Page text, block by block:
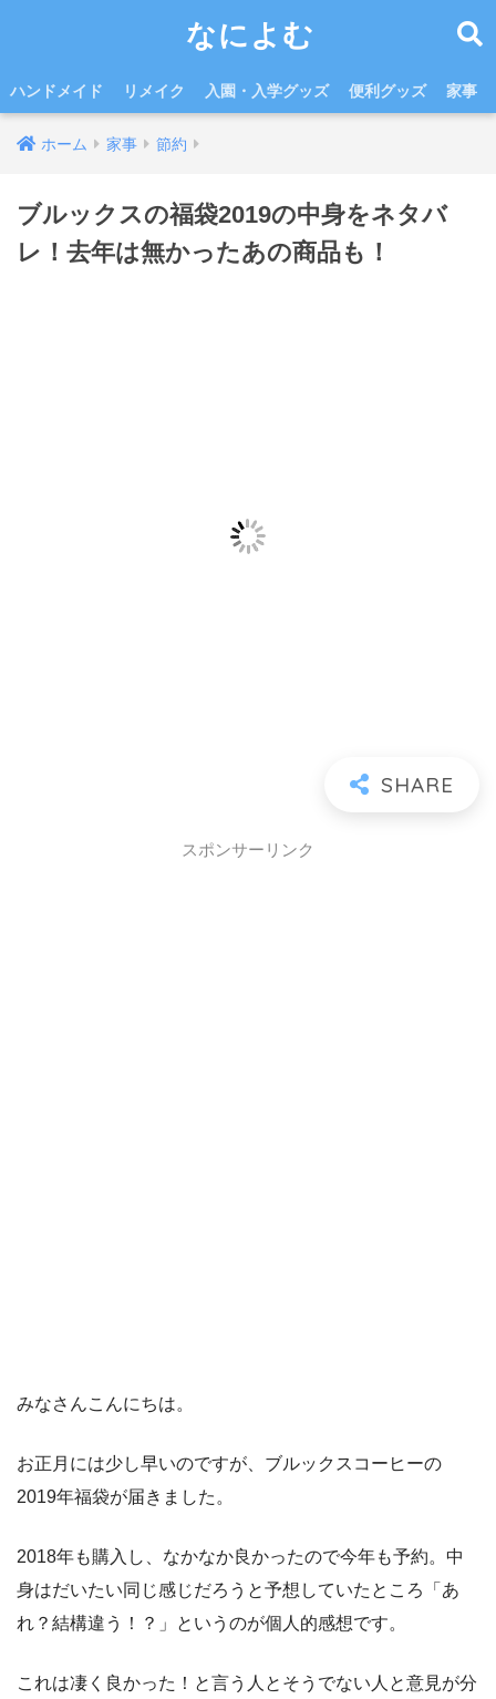
なによむ
ハンドメイド リメイク 入園・入学グッズ 便利グッズ 家事
ホーム 家事 節約
ブルックスの福袋2019の中身をネタバ
レ！去年は無かったあの商品も！
スポンサーリンク
みなさんこんにちは。
お正月には少し早いのですが、ブルックスコーヒーの
2019年福袋が届きました。
2018年も購入し、なかなか良かったので今年も予約。中
身はだいたい同じ感じだろうと予想していたところ「あ
れ？結構違う！？」というのが個人的感想です。
これは凄く良かった！と言う人とそうでない人と意見が分